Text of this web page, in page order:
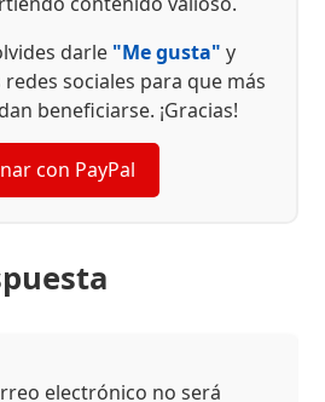
darle "Me gusta" y
redes sociales para que más
beneficiarse. ¡Gracias!
con PayPal
electrónico no será